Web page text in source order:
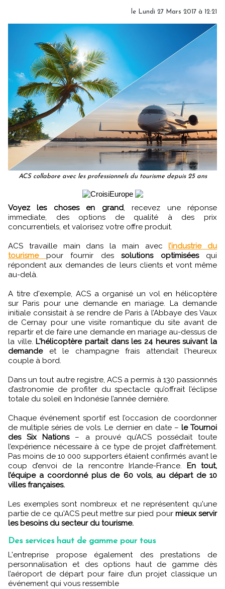
le Lundi 27 Mars 2017 à 12:21
ACS collabore avec les professionnels du tourisme depuis 25 ans
Voyez les choses en grand, recevez une réponse
immediate, des options de qualité à des prix
concurrentiels, et valorisez votre offre produit.
ACS travaille main dans la main avecl’industrie du
tourisme pour fournir des solutions optimisées qui
répondent aux demandes de leurs clients et vont même
au-delà.
A titre d'exemple, ACS a organisé un vol en hélicoptère
sur Paris pour une demande en mariage. La demande
initiale consistait à se rendre de Paris à l’Abbaye des Vaux
de Cernay pour une visite romantique du site avant de
repartir et de faire une demande en mariage au-dessus de
la ville. L'hélicoptère partait dans les 24 heures suivant la
demandeet le champagne frais attendait l'heureux
couple à bord.
Dans un tout autre registre, ACS a permis à 130 passionnés
d’astronomie de profiter du spectacle qu’offrait l’éclipse
totale du soleil en Indonésie l’année dernière.
Chaque événement sportif est l’occasion de coordonner
de multiple séries de vols. Le dernier en date – le Tournoi
des Six Nations – a prouvé qu’ACS possédait toute
l’expérience nécessaire à ce type de projet d’affrètement.
Pas moins de 10 000 supporters étaient confirmés avant le
coup d’envoi de la rencontre Irlande-France. En tout,
l’équipe a coordonné plus de 60 vols, au départ de 10
villes françaises.
Les exemples sont nombreux et ne représentent qu'une
partie de ce qu'ACS peut mettre sur pied pour mieux servir
les besoins du secteur du tourisme.
Des services haut de gamme pour tous
L'entreprise propose également des prestations de
personnalisation et des options haut de gamme dès
l’aéroport de départ pour faire d’un projet classique un
événement qui vous ressemble